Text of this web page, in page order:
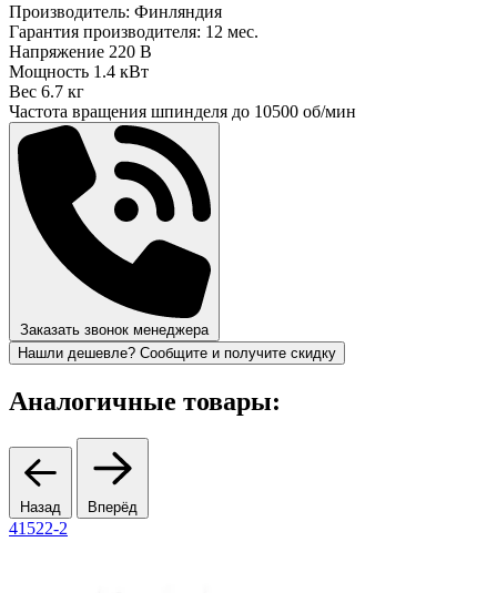
Производитель: Финляндия
Гарантия производителя: 12 мес.
Напряжение 220 В
Мощность 1.4 кВт
Вес 6.7 кг
Частота вращения шпинделя до 10500 об/мин
Заказать звонок менеджера
Нашли дешевле? Сообщите и получите скидку
Аналогичные товары:
Назад Вперёд
41522-2